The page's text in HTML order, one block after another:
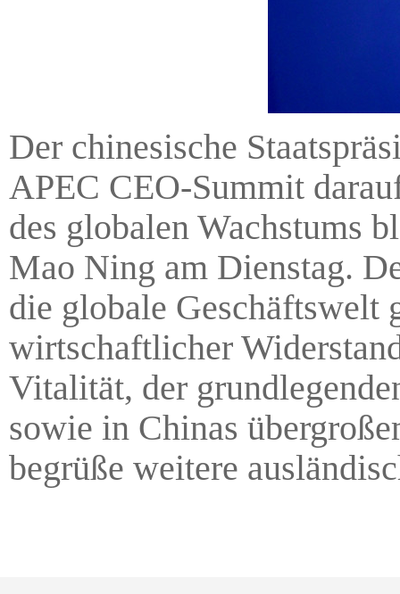
Der chinesische
APEC CEO-Summit
des globalen Wachstums
Mao Ning am Dienstag.
die globale Geschäftswelt
wirtschaftlicher
Vitalität, der
sowie in Chinas
begrüße weitere